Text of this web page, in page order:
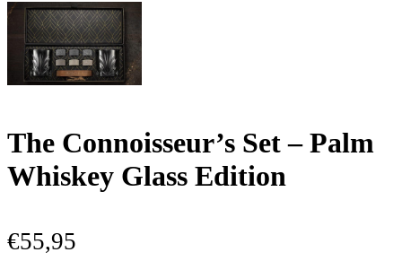
The Connoisseur’s Set – Palm
Whiskey Glass Edition
€55,95